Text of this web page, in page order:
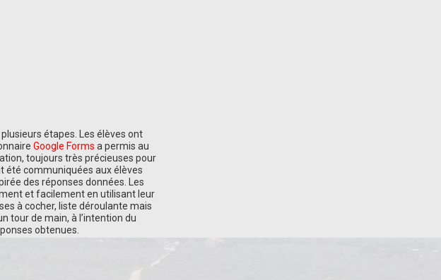
étapes. Les élèves ont
Google Forms a permis au
toujours très précieuses pour
été communiquées aux élèves
des réponses données. Les
et facilement en utilisant leur
à cocher, liste déroulante mais
tour de main, à l’intention du
obtenues.